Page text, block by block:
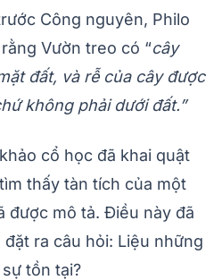
Công nguyên, Philo
Vườn treo có “cây
đất, và rễ của cây được
không phải dưới đất.”
cổ học đã khai quật
thấy tàn tích của một
được mô tả. Điều này đã
ra câu hỏi: Liệu những
tồn tại?